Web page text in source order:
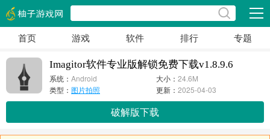
展开
首页 游戏 软件 排行 专题
Imagitor软件专业版解锁免费下载v1.8.9.6
系统： Android 大小：24.6M
类型： 图片拍照 更新：2025-04-03
破解版下载